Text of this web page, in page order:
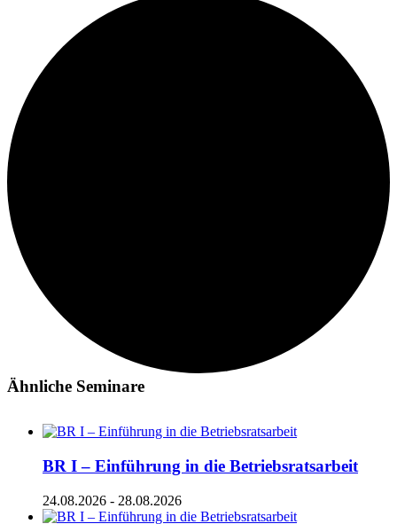
Ähnliche Seminare
BR I – Einführung in die Betriebsratsarbeit
24.08.2026 - 28.08.2026